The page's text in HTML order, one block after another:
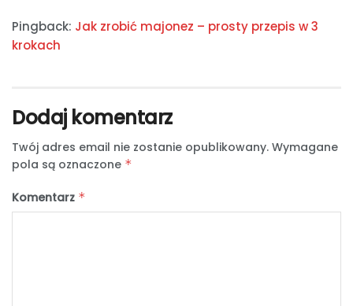
Pingback: Jak zrobić majonez – prosty przepis w 3
krokach
Dodaj komentarz
Twój adres email nie zostanie opublikowany. Wymagane
pola są oznaczone *
Komentarz *